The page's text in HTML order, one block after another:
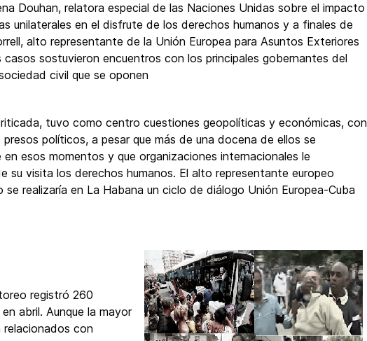
Douhan, relatora especial de las Naciones Unidas sobre el impacto
unilaterales en el disfrute de los derechos humanos y a finales de
alto representante de la Unión Europea para Asuntos Exteriores
sostuvieron encuentros con los principales gobernantes del
civil que se oponen
tuvo como centro cuestiones geopolíticas y económicas, con
políticos, a pesar que más de una docena de ellos se
esos momentos y que organizaciones internacionales le
su visita los derechos humanos. El alto representante europeo
realizaría en La Habana un ciclo de diálogo Unión Europea-Cuba
registró 260
abril. Aunque la mayor
con